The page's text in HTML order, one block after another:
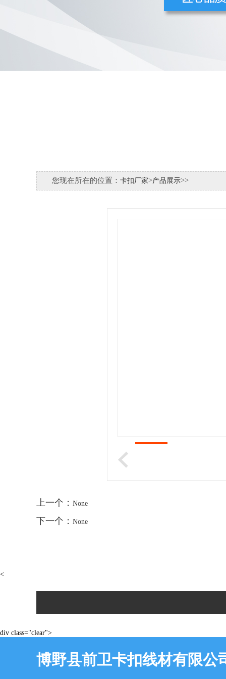
您现在所在的位置： 卡扣厂家>产品展示>>
上一个： None
下一个： None
<
div class="clear">
博野县前卫卡扣线材有限公